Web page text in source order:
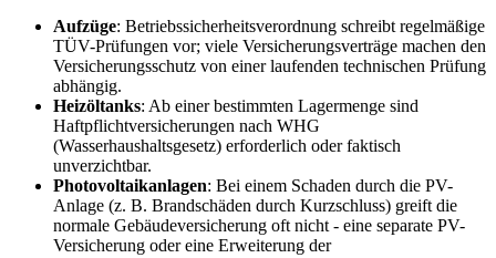
Aufzüge: Betriebssicherheitsverordnung schreibt regelmäßige
TÜV-Prüfungen vor; viele Versicherungsverträge machen den
Versicherungsschutz von einer laufenden technischen Prüfung
abhängig.
Heizöltanks: Ab einer bestimmten Lagermenge sind
Haftpflichtversicherungen nach WHG
(Wasserhaushaltsgesetz) erforderlich oder faktisch
unverzichtbar.
Photovoltaikanlagen: Bei einem Schaden durch die PV-
Anlage (z. B. Brandschäden durch Kurzschluss) greift die
normale Gebäudeversicherung oft nicht - eine separate PV-
Versicherung oder eine Erweiterung der